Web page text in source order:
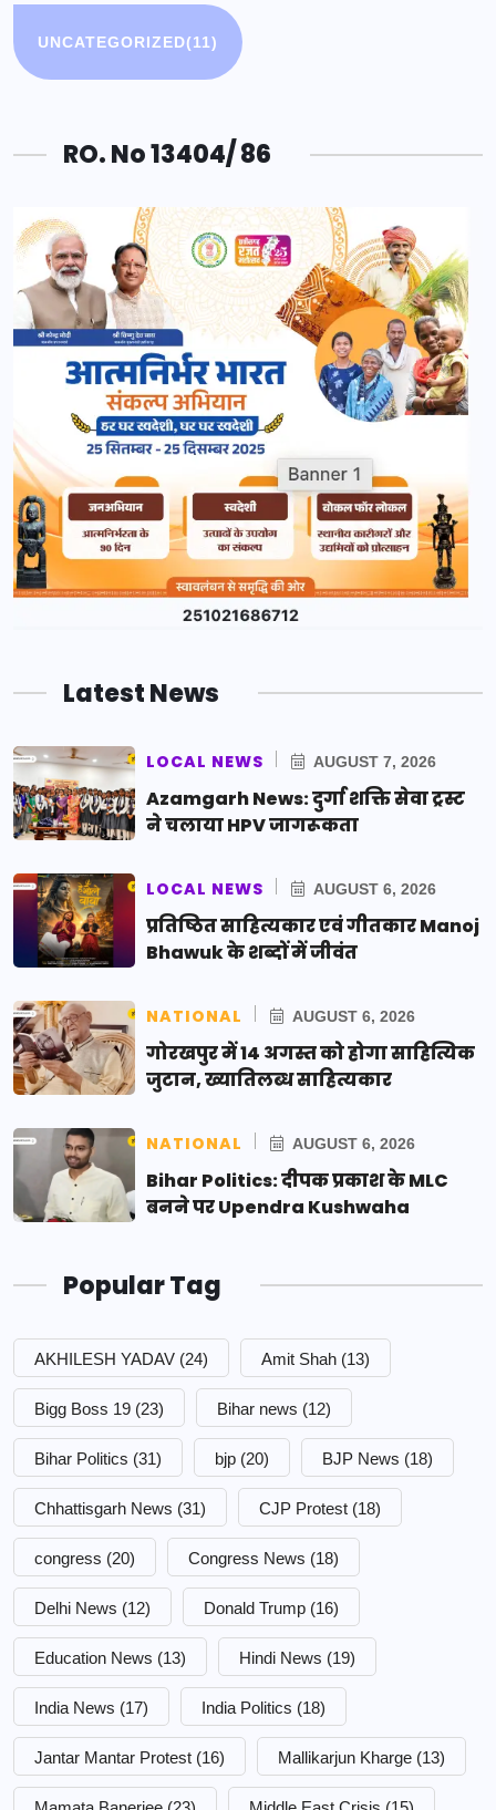
UNCATEGORIZED(11)
RO. No 13404/ 86
Latest News
LOCAL NEWS AUGUST 7, 2026
Azamgarh News: दुर्गा शक्ति सेवा ट्रस्ट
ने चलाया HPV जागरूकता
LOCAL NEWS AUGUST 6, 2026
प्रतिष्ठित साहित्यकार एवं गीतकार Manoj
Bhawuk के शब्दों में जीवंत
NATIONAL AUGUST 6, 2026
गोरखपुर में 14 अगस्त को होगा साहित्यिक
जुटान, ख्यातिलब्ध साहित्यकार
NATIONAL AUGUST 6, 2026
Bihar Politics: दीपक प्रकाश के MLC
बनने पर Upendra Kushwaha
Popular Tag
AKHILESH YADAV (24) Amit Shah (13)
Bigg Boss 19 (23) Bihar news (12)
Bihar Politics (31) bjp (20) BJP News (18)
Chhattisgarh News (31) CJP Protest (18)
congress (20) Congress News (18)
Delhi News (12) Donald Trump (16)
Education News (13) Hindi News (19)
India News (17) India Politics (18)
Jantar Mantar Protest (16) Mallikarjun Kharge (13)